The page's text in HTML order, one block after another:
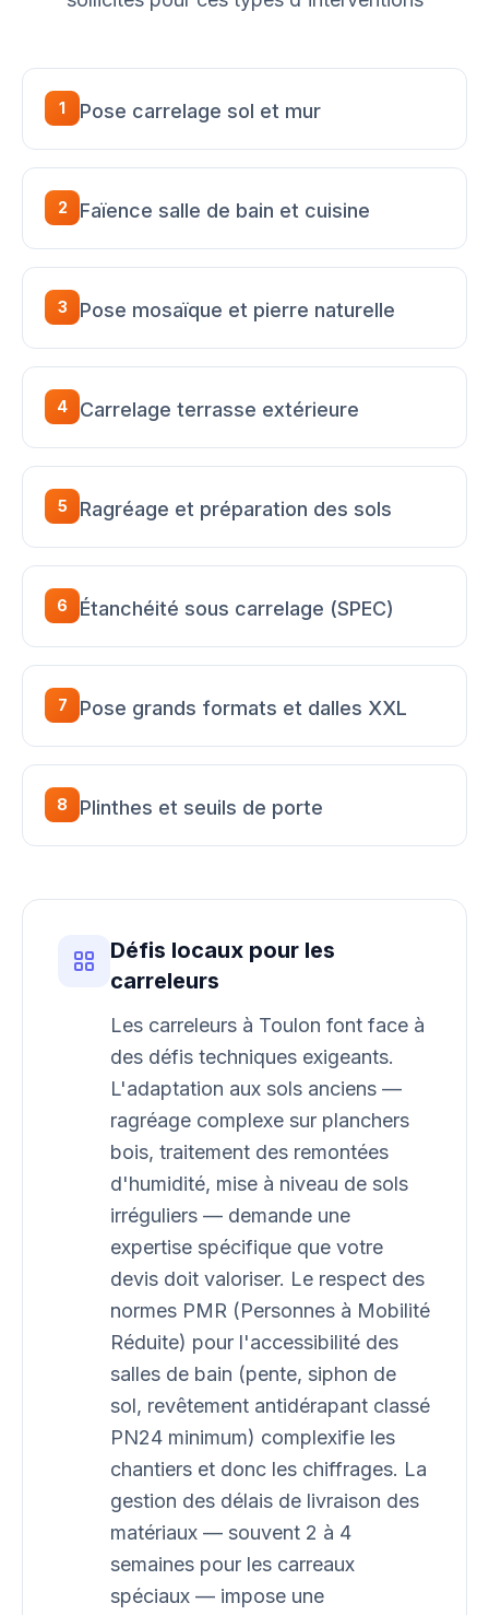
1 Pose carrelage sol et mur
2 Faïence salle de bain et cuisine
3 Pose mosaïque et pierre naturelle
4 Carrelage terrasse extérieure
5 Ragréage et préparation des sols
6 Étanchéité sous carrelage (SPEC)
7 Pose grands formats et dalles XXL
8 Plinthes et seuils de porte
Défis locaux pour les
carreleurs
Les carreleurs à Toulon font face à
des défis techniques exigeants.
L'adaptation aux sols anciens —
ragréage complexe sur planchers
bois, traitement des remontées
d'humidité, mise à niveau de sols
irréguliers — demande une
expertise spécifique que votre
devis doit valoriser. Le respect des
normes PMR (Personnes à Mobilité
Réduite) pour l'accessibilité des
salles de bain (pente, siphon de
sol, revêtement antidérapant classé
PN24 minimum) complexifie les
chantiers et donc les chiffrages. La
gestion des délais de livraison des
matériaux — souvent 2 à 4
semaines pour les carreaux
spéciaux — impose une